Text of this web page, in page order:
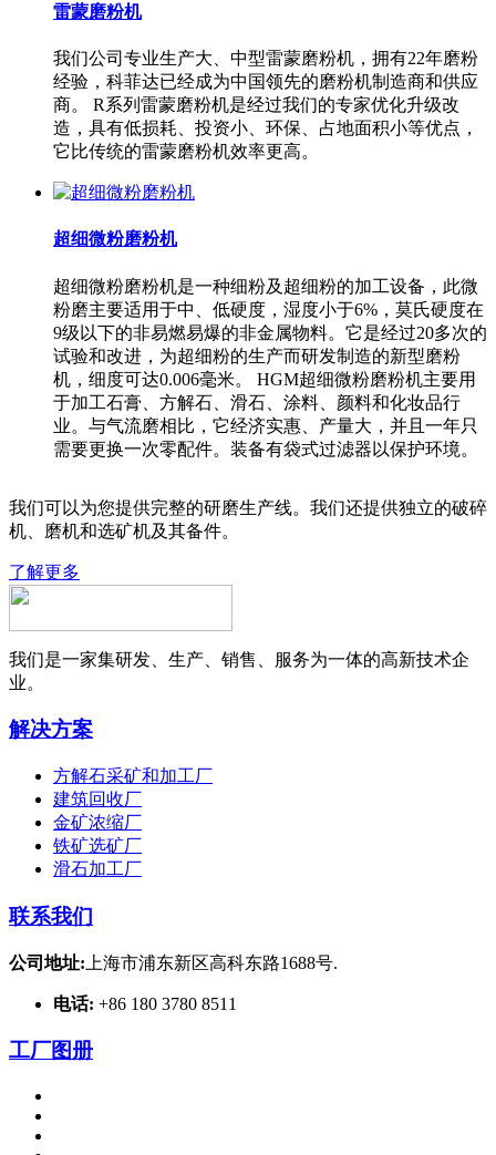
雷蒙磨粉机
我们公司专业生产大、中型雷蒙磨粉机，拥有22年磨粉
经验，科菲达已经成为中国领先的磨粉机制造商和供应
商。 R系列雷蒙磨粉机是经过我们的专家优化升级改
造，具有低损耗、投资小、环保、占地面积小等优点，
它比传统的雷蒙磨粉机效率更高。
超细微粉磨粉机
超细微粉磨粉机是一种细粉及超细粉的加工设备，此微
粉磨主要适用于中、低硬度，湿度小于6%，莫氏硬度在
9级以下的非易燃易爆的非金属物料。它是经过20多次的
试验和改进，为超细粉的生产而研发制造的新型磨粉
机，细度可达0.006毫米。 HGM超细微粉磨粉机主要用
于加工石膏、方解石、滑石、涂料、颜料和化妆品行
业。与气流磨相比，它经济实惠、产量大，并且一年只
需要更换一次零配件。装备有袋式过滤器以保护环境。
我们可以为您提供完整的研磨生产线。我们还提供独立的破碎
机、磨机和选矿机及其备件。
了解更多
我们是一家集研发、生产、销售、服务为一体的高新技术企
业。
解决方案
方解石采矿和加工厂
建筑回收厂
金矿浓缩厂
铁矿选矿厂
滑石加工厂
联系我们
公司地址: 上海市浦东新区高科东路1688号.
电话: +86 180 3780 8511
工厂图册